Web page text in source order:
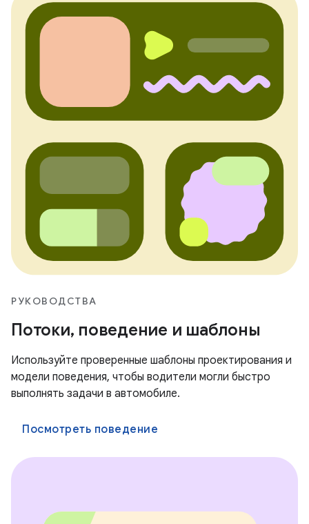
РУКОВОДСТВА
Потоки, поведение и шаблоны
Используйте проверенные шаблоны проектирования и
модели поведения, чтобы водители могли быстро
выполнять задачи в автомобиле.
Посмотреть поведение